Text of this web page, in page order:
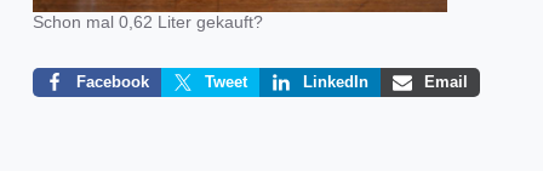
Schon mal 0,62 Liter gekauft?
Facebook Tweet LinkedIn Email